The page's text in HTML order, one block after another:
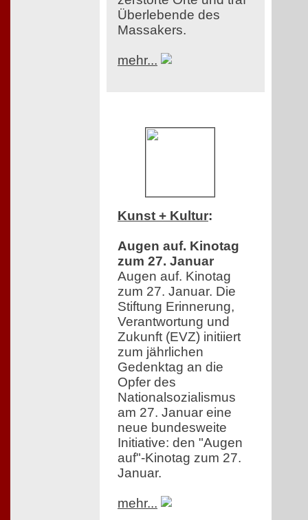
Überlebende des
Massakers.
mehr...
Kunst + Kultur:
Augen auf. Kinotag
zum 27. Januar
Augen auf. Kinotag
zum 27. Januar. Die
Stiftung Erinnerung,
Verantwortung und
Zukunft (EVZ) initiiert
zum jährlichen
Gedenktag an die
Opfer des
Nationalsozialismus
am 27. Januar eine
neue bundesweite
Initiative: den "Augen
auf"-Kinotag zum 27.
Januar.
mehr...